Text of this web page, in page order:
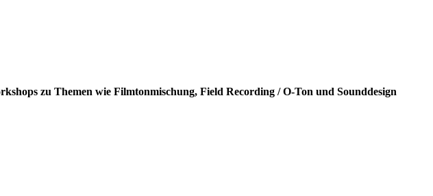
zu Themen wie Filmtonmischung, Field Recording / O-Ton und Sounddesign